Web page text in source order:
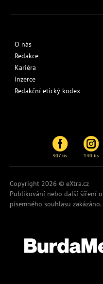
O nás
Redakce
Kariéra
Inzerce
Redakční etický kodex
307 tis. 140 tis.
Copyright 2026 © eXtra.cz
Publikování nebo další šíření
písemného souhlasu zakázáno.